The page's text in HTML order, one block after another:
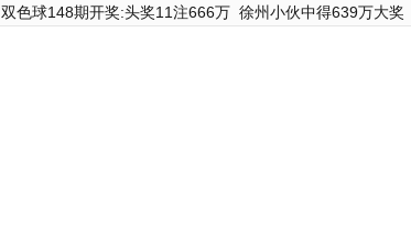
双色球148期开奖:头奖11注666万 徐州小伙中得639万大奖